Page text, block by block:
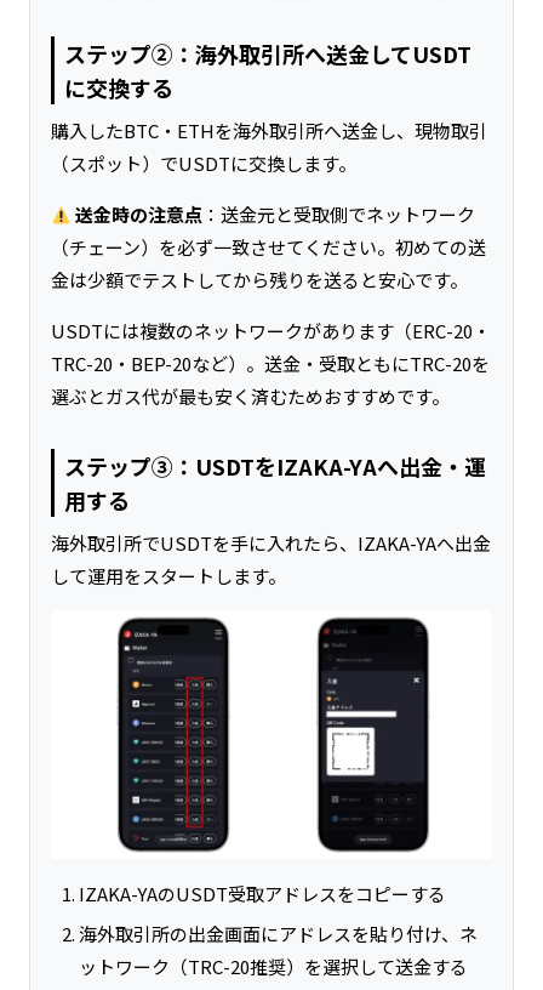
ステップ②：海外取引所へ送金してUSDT
に交換する
購入したBTC・ETHを海外取引所へ送金し、現物取引
（スポット）でUSDTに交換します。
送金時の注意点 ：送金元と受取側でネットワーク
（チェーン）を必ず一致させてください。初めての送
金は少額でテストしてから残りを送ると安心です。
USDTには複数のネットワークがあります（ERC-20・
TRC-20・BEP-20など）。送金・受取ともにTRC-20を
選ぶとガス代が最も安く済むためおすすめです。
ステップ③：USDTをIZAKA-YAへ出金・運
用する
海外取引所でUSDTを手に入れたら、IZAKA-YAへ出金
して運用をスタートします。
IZAKA-YAのUSDT受取アドレスをコピーする
海外取引所の出金画面にアドレスを貼り付け、ネ
ットワーク（TRC-20推奨）を選択して送金する